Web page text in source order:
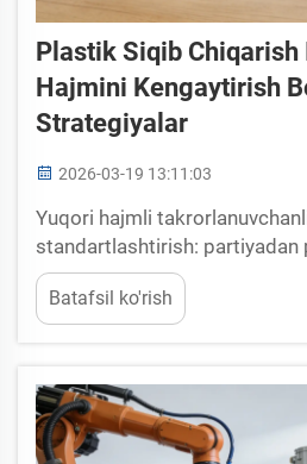
Plastik Siqib Chiqarish
Hajmini Kengaytirish
Strategiyalar
2026-03-19 13:11:03
Yuqori hajmli
standartlashtirish: partiyadan
kelishni ta'minlash uchun
jarayon oynasi xaritalash.
to'ldirish bosqichidan alohida
nazorat imkoniyati beradi...
Batafsil ko'rish